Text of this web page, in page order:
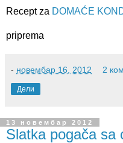
Recept za DOMAĆE
priprema
- новембар 16, 2012 2
Дели
13 новембар 2012
Slatka pogača sa